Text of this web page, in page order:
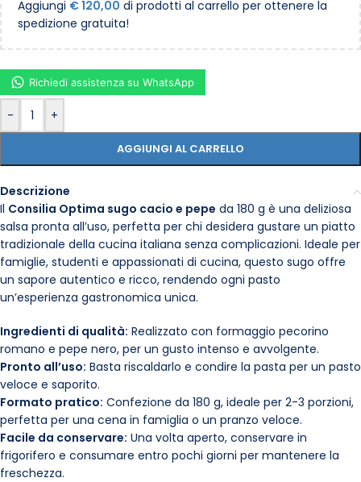
Aggiungi €120,00 di prodotti al carrello per ottenere la
spedizione gratuita!
- +
AGGIUNGI AL CARRELLO
Richiedi assistenza su WhatsApp
Descrizione
Il Consilia Optima sugo cacio e pepe da 180 g è una deliziosa
salsa pronta all’uso, perfetta per chi desidera gustare un piatto
tradizionale della cucina italiana senza complicazioni. Ideale per
famiglie, studenti e appassionati di cucina, questo sugo offre
un sapore autentico e ricco, rendendo ogni pasto
un’esperienza gastronomica unica.
Ingredienti di qualità: Realizzato con formaggio pecorino
romano e pepe nero, per un gusto intenso e avvolgente.
Pronto all’uso: Basta riscaldarlo e condire la pasta per un pasto
veloce e saporito.
Formato pratico: Confezione da 180 g, ideale per 2-3 porzioni,
perfetta per una cena in famiglia o un pranzo veloce.
Facile da conservare: Una volta aperto, conservare in
frigorifero e consumare entro pochi giorni per mantenere la
freschezza.